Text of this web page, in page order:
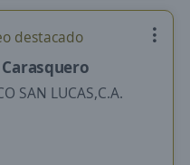
destacado
SAN LUCAS,C.A.